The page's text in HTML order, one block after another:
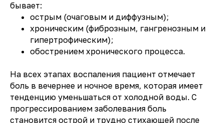
бывает:
острым (очаговым и диффузным);
хроническим (фиброзным, гангренозным и
гипертрофическим);
обострением хронического процесса.
На всех этапах воспаления пациент отмечает
боль в вечернее и ночное время, которая имеет
тенденцию уменьшаться от холодной воды. С
прогрессированием заболевания боль
становится острой и трудно стихающей после